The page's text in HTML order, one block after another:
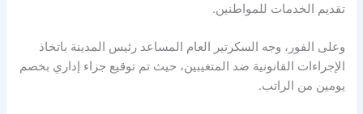
تقديم الخدمات للمواطنين.
وعلى الفور، وجه السكرتير العام المساعد رئيس المدينة باتخاذ
الإجراءات القانونية ضد المتغيبين، حيث تم توقيع جزاء إداري بخصم
يومين من الراتب.